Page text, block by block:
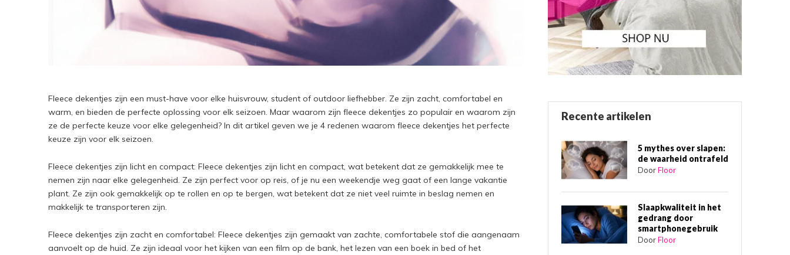
Fleece dekentjes zijn een must-have voor elke huisvrouw, student of outdoor liefhebber. Ze zijn zacht, comfortabel en
warm, en bieden de perfecte oplossing voor elk seizoen. Maar waarom zijn fleece dekentjes zo populair en waarom zijn
ze de perfecte keuze voor elke gelegenheid? In dit artikel geven we je 4 redenen waarom fleece dekentjes het perfecte
keuze zijn voor elk seizoen.
Fleece dekentjes zijn licht en compact: Fleece dekentjes zijn licht en compact, wat betekent dat ze gemakkelijk mee te
nemen zijn naar elke gelegenheid. Ze zijn perfect voor op reis, of je nu een weekendje weg gaat of een lange vakantie
plant. Ze zijn ook gemakkelijk op te rollen en op te bergen, wat betekent dat ze niet veel ruimte in beslag nemen en
makkelijk te transporteren zijn.
Fleece dekentjes zijn zacht en comfortabel: Fleece dekentjes zijn gemaakt van zachte, comfortabele stof die aangenaam
aanvoelt op de huid. Ze zijn ideaal voor het kijken van een film op de bank, het lezen van een boek in bed of het
Recente artikelen
5 mythes over slapen:
de waarheid ontrafeld
DoorFloor
Slaapkwaliteit in het
gedrang door
smartphonegebruik
DoorFloor